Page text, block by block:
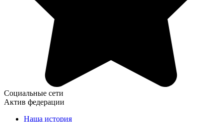
Социальные сети
Актив федерации
Наша история